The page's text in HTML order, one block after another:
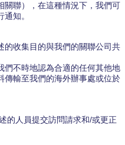
關聯），在這種情況下，我們可
知。
收集目的與我們的關聯公司共
們不時地認為合適的任何其他地
傳輸至我們的海外辦事處或位於
的人員提交訪問請求和/或更正